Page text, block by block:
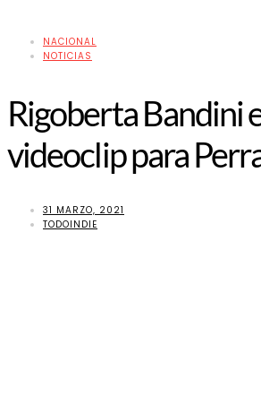
NACIONAL
NOTICIAS
Rigoberta Bandini
videoclip para
31 MARZO, 2021
TODOINDIE